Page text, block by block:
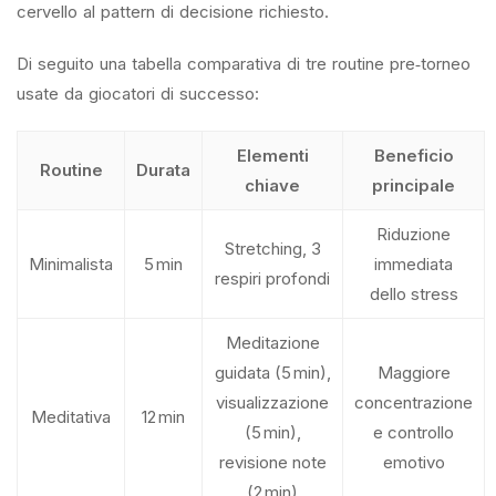
cervello al pattern di decisione richiesto.
Di seguito una tabella comparativa di tre routine pre‑torneo
usate da giocatori di successo:
Routine Durata
Elementi
chiave
Beneficio
principale
Minimalista 5 min
Stretching, 3
respiri profondi
Riduzione
immediata
dello stress
Meditativa 12 min
Meditazione
guidata (5 min),
visualizzazione
(5 min),
revisione note
Maggiore
concentrazione
e controllo
emotivo